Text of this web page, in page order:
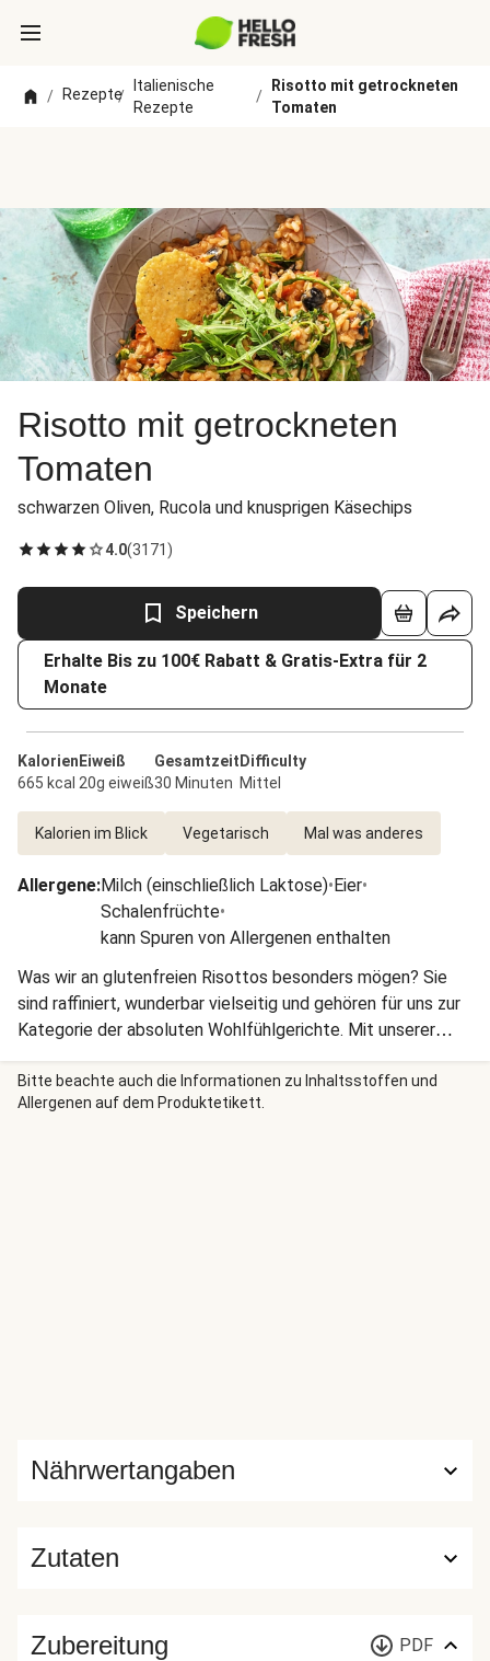
/ Rezepte/
Italienische
Rezepte
/
Risotto mit getrockneten
Tomaten
Risotto mit getrockneten
Tomaten
schwarzen Oliven, Rucola und knusprigen Käsechips
4.0(3171 )
Speichern
Erhalte Bis zu 100€ Rabatt & Gratis-Extra für 2
Monate
Kalorien
665 kcal
Eiweiß
20g eiweiß
Gesamtzeit
30 Minuten
Difficulty
Mittel
Kalorien im Blick Vegetarisch Mal was anderes
Allergene:Milch (einschließlich Laktose)•Eier•
Schalenfrüchte•
kann Spuren von Allergenen enthalten
Was wir an glutenfreien Risottos besonders mögen? Sie
sind raffiniert, wunderbar vielseitig und gehören für uns zur
Kategorie der absoluten Wohlfühlgerichte. Mit unserer
heutigen Variante kochst Du Dich und Deine Lieben ruck,
zuck nach Bella Italia und genießt warme, sommerliche
Urlaubsatmosphäre. Getrocknete Tomaten, Oliven, Rucola
Bitte beachte auch die Informationen zu Inhaltsstoffen und
Allergenen auf dem Produktetikett.
Zutaten
Nährwertangaben
Zubereitung PDF